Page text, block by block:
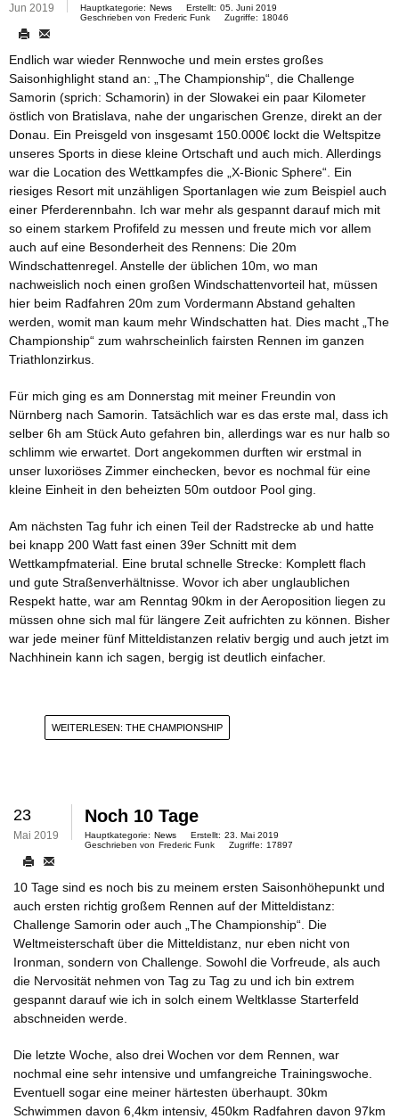
Jun 2019 Hauptkategorie: News Erstellt: 05. Juni 2019
Geschrieben von Frederic Funk Zugriffe: 18046
Endlich war wieder Rennwoche und mein erstes großes
Saisonhighlight stand an: „The Championship“, die Challenge
Samorin (sprich: Schamorin) in der Slowakei ein paar Kilometer
östlich von Bratislava, nahe der ungarischen Grenze, direkt an der
Donau. Ein Preisgeld von insgesamt 150.000€ lockt die Weltspitze
unseres Sports in diese kleine Ortschaft und auch mich. Allerdings
war die Location des Wettkampfes die „X-Bionic Sphere“. Ein
riesiges Resort mit unzähligen Sportanlagen wie zum Beispiel auch
einer Pferderennbahn. Ich war mehr als gespannt darauf mich mit
so einem starkem Profifeld zu messen und freute mich vor allem
auch auf eine Besonderheit des Rennens: Die 20m
Windschattenregel. Anstelle der üblichen 10m, wo man
nachweislich noch einen großen Windschattenvorteil hat, müssen
hier beim Radfahren 20m zum Vordermann Abstand gehalten
werden, womit man kaum mehr Windschatten hat. Dies macht „The
Championship“ zum wahrscheinlich fairsten Rennen im ganzen
Triathlonzirkus.
Für mich ging es am Donnerstag mit meiner Freundin von
Nürnberg nach Samorin. Tatsächlich war es das erste mal, dass ich
selber 6h am Stück Auto gefahren bin, allerdings war es nur halb so
schlimm wie erwartet. Dort angekommen durften wir erstmal in
unser luxoriöses Zimmer einchecken, bevor es nochmal für eine
kleine Einheit in den beheizten 50m outdoor Pool ging.
Am nächsten Tag fuhr ich einen Teil der Radstrecke ab und hatte
bei knapp 200 Watt fast einen 39er Schnitt mit dem
Wettkampfmaterial. Eine brutal schnelle Strecke: Komplett flach
und gute Straßenverhältnisse. Wovor ich aber unglaublichen
Respekt hatte, war am Renntag 90km in der Aeroposition liegen zu
müssen ohne sich mal für längere Zeit aufrichten zu können. Bisher
war jede meiner fünf Mitteldistanzen relativ bergig und auch jetzt im
Nachhinein kann ich sagen, bergig ist deutlich einfacher.
WEITERLESEN: THE CHAMPIONSHIP
23
Mai 2019
Noch 10 Tage
Hauptkategorie: News Erstellt: 23. Mai 2019
Geschrieben von Frederic Funk Zugriffe: 17897
10 Tage sind es noch bis zu meinem ersten Saisonhöhepunkt und
auch ersten richtig großem Rennen auf der Mitteldistanz:
Challenge Samorin oder auch „The Championship“. Die
Weltmeisterschaft über die Mitteldistanz, nur eben nicht von
Ironman, sondern von Challenge. Sowohl die Vorfreude, als auch
die Nervosität nehmen von Tag zu Tag zu und ich bin extrem
gespannt darauf wie ich in solch einem Weltklasse Starterfeld
abschneiden werde.
Die letzte Woche, also drei Wochen vor dem Rennen, war
nochmal eine sehr intensive und umfangreiche Trainingswoche.
Eventuell sogar eine meiner härtesten überhaupt. 30km
Schwimmen davon 6,4km intensiv, 450km Radfahren davon 97km